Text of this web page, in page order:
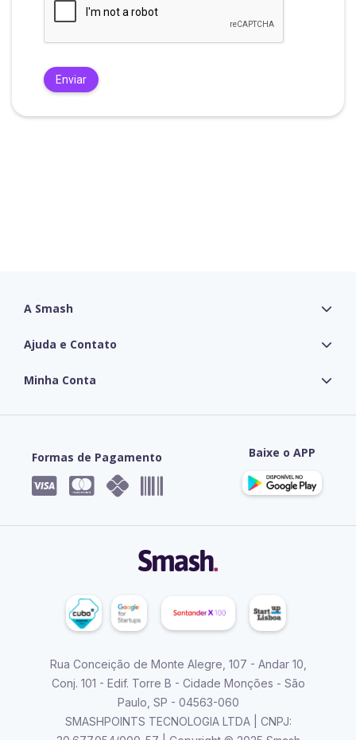
A Smash 
Ajuda e Contato 
Minha Conta 
Formas de Pagamento
  
Baixe o APP
Rua Conceição de Monte Alegre, 107 - Andar 10,
Conj. 101 - Edif. Torre B - Cidade Monções - São
Paulo, SP - 04563-060
SMASHPOINTS TECNOLOGIA LTDA | CNPJ: